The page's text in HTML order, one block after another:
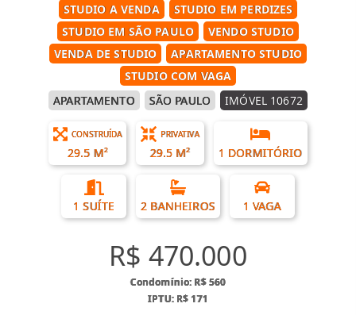
STUDIO A VENDA
STUDIO EM PERDIZES
STUDIO EM SÃO PAULO
VENDO STUDIO
VENDA DE STUDIO
APARTAMENTO STUDIO
STUDIO COM VAGA
APARTAMENTO
SÃO PAULO IMÓVEL 10672
CONSTRUÍDA
29.5 M²
PRIVATIVA
29.5 M² 1 DORMITÓRIO
1 SUÍTE 2 BANHEIROS 1 VAGA
R$ 470.000
Condomínio: R$ 560
IPTU: R$ 171